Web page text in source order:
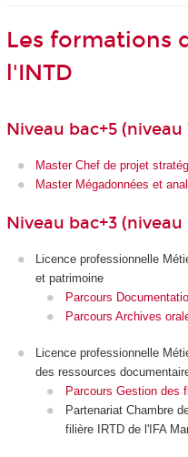
Les formations
l'INTD
Niveau bac+5 (niveau
Master Chef de projet
Master Mégadonnées et
Niveau bac+3 (niveau
Licence professionnelle
et patrimoine
Parcours
Parcours Archives
Licence professionnelle
des ressources
Parcours Gestion des
Partenariat Chambre
filière IRTD de l'IFA